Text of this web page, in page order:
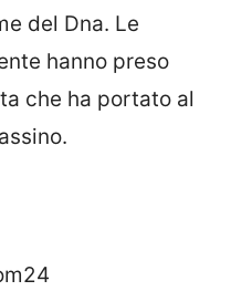
del Dna. Le
hanno preso
che ha portato al